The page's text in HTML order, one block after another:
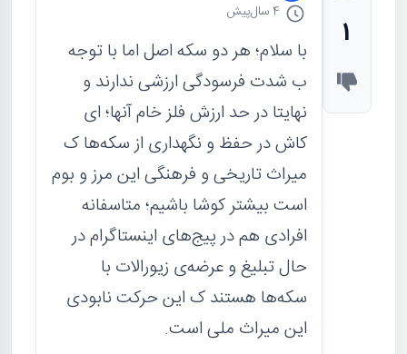
1
4 سال پیش
با سلام؛ هر دو سکه اصل اما با توجه
ب شدت فرسودگی ارزشی ندارند و
نهایتا در حد ارزش فلز خام آنها؛ ای
کاش در حفظ و نگهداری از سکه‌ها ک
میراث تاریخی و فرهنگی این مرز و بوم
است بیشتر کوشا باشیم؛ متاسفانه
افرادی هم در پیج‌های اینستاگرام در
حال تبلیغ و عرضه‌ی زیورالات با
سکه‌ها هستند ک این حرکت نابودی
این میراث ملی است.